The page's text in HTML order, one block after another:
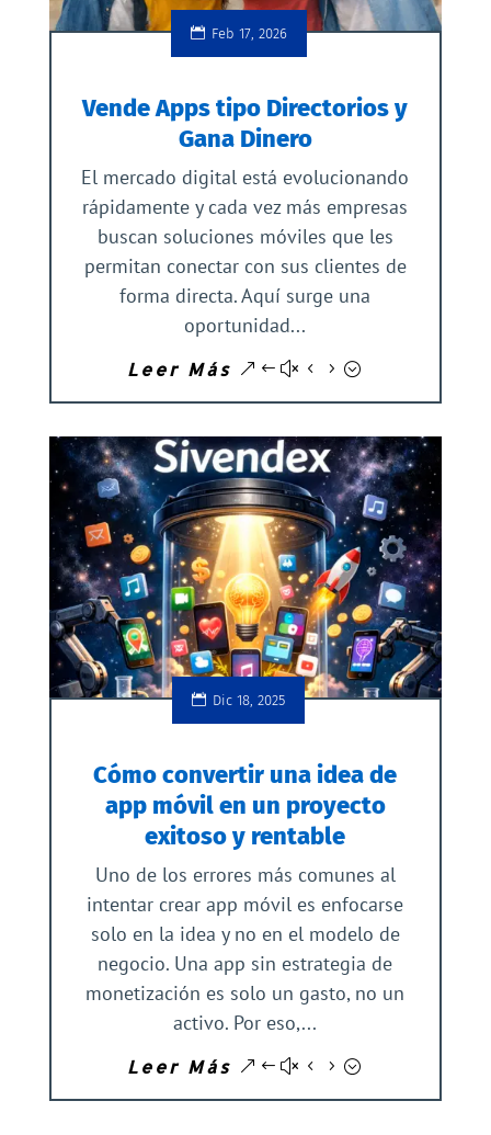
Feb 17, 2026
Vende Apps tipo Directorios y
Gana Dinero
El mercado digital está evolucionando
rápidamente y cada vez más empresas
buscan soluciones móviles que les
permitan conectar con sus clientes de
forma directa. Aquí surge una
oportunidad...
Leer Más
Dic 18, 2025
Cómo convertir una idea de
app móvil en un proyecto
exitoso y rentable
Uno de los errores más comunes al
intentar crear app móvil es enfocarse
solo en la idea y no en el modelo de
negocio. Una app sin estrategia de
monetización es solo un gasto, no un
activo. Por eso,...
Leer Más